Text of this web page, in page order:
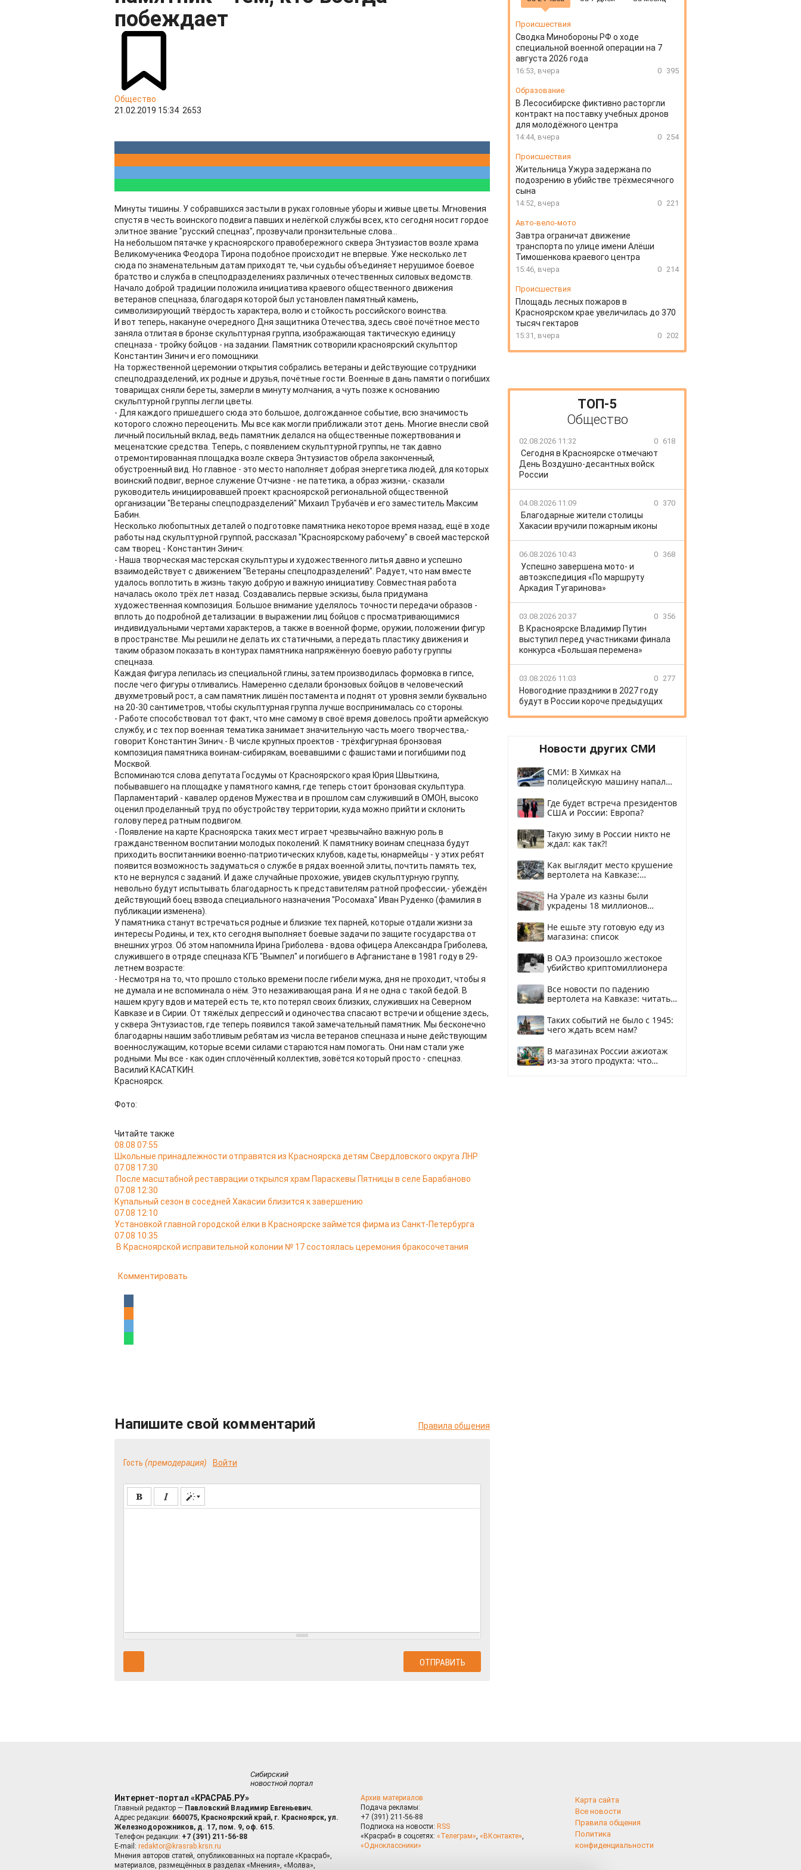
побеждает
Общество
21.02.2019 15:34 2653
Минуты тишины. У собравшихся застыли в руках головные уборы и живые цветы. Мгновения
спустя в честь воинского подвига павших и нелёгкой службы всех, кто сегодня носит гордое
элитное звание "русский спецназ", прозвучали пронзительные слова...
На небольшом пятачке у красноярского правобережного сквера Энтузиастов возле храма
Великомученика Феодора Тирона подобное происходит не впервые. Уже несколько лет
сюда по знаменательным датам приходят те, чьи судьбы объединяет нерушимое боевое
братство и служба в спецподразделениях различных отечественных силовых ведомств.
Начало доброй традиции положила инициатива краевого общественного движения
ветеранов спецназа, благодаря которой был установлен памятный камень,
символизирующий твёрдость характера, волю и стойкость российского воинства.
И вот теперь, накануне очередного Дня защитника Отечества, здесь своё почётное место
заняла отлитая в бронзе скульптурная группа, изображающая тактическую единицу
спецназа - тройку бойцов - на задании. Памятник сотворили красноярский скульптор
Константин Зинич и его помощники.
На торжественной церемонии открытия собрались ветераны и действующие сотрудники
спецподразделений, их родные и друзья, почётные гости. Военные в дань памяти о погибших
товарищах сняли береты, замерли в минуту молчания, а чуть позже к основанию
скульптурной группы легли цветы.
- Для каждого пришедшего сюда это большое, долгожданное событие, всю значимость
которого сложно переоценить. Мы все как могли приближали этот день. Многие внесли свой
личный посильный вклад, ведь памятник делался на общественные пожертвования и
меценатские средства. Теперь, с появлением скульптурной группы, не так давно
отремонтированная площадка возле сквера Энтузиастов обрела законченный,
обустроенный вид. Но главное - это место наполняет добрая энергетика людей, для которых
воинский подвиг, верное служение Отчизне - не патетика, а образ жизни,- сказали
руководитель инициировавшей проект красноярской региональной общественной
организации "Ветераны спецподразделений" Михаил Трубачёв и его заместитель Максим
Бабин.
Несколько любопытных деталей о подготовке памятника некоторое время назад, ещё в ходе
работы над скульптурной группой, рассказал "Красноярскому рабочему" в своей мастерской
сам творец - Константин Зинич:
- Наша творческая мастерская скульптуры и художественного литья давно и успешно
взаимодействует с движением "Ветераны спецподразделений". Радует, что нам вместе
удалось воплотить в жизнь такую добрую и важную инициативу. Совместная работа
началась около трёх лет назад. Создавались первые эскизы, была придумана
художественная композиция. Большое внимание уделялось точности передачи образов -
вплоть до подробной детализации: в выражении лиц бойцов с просматривающимися
индивидуальными чертами характеров, а также в военной форме, оружии, положении фигур
в пространстве. Мы решили не делать их статичными, а передать пластику движения и
таким образом показать в контурах памятника напряжённую боевую работу группы
спецназа.
Каждая фигура лепилась из специальной глины, затем производилась формовка в гипсе,
после чего фигуры отливались. Намеренно сделали бронзовых бойцов в человеческий
двухметровый рост, а сам памятник лишён постамента и поднят от уровня земли буквально
на 20-30 сантиметров, чтобы скульптурная группа лучше воспринималась со стороны.
- Работе способствовал тот факт, что мне самому в своё время довелось пройти армейскую
службу, и с тех пор военная тематика занимает значительную часть моего творчества,-
говорит Константин Зинич.- В числе крупных проектов - трёхфигурная бронзовая
композиция памятника воинам-сибирякам, воевавшими с фашистами и погибшими под
Москвой.
Вспоминаются слова депутата Госдумы от Красноярского края Юрия Швыткина,
побывавшего на площадке у памятного камня, где теперь стоит бронзовая скульптура.
Парламентарий - кавалер орденов Мужества и в прошлом сам служивший в ОМОН, высоко
оценил проделанный труд по обустройству территории, куда можно прийти и склонить
голову перед ратным подвигом.
- Появление на карте Красноярска таких мест играет чрезвычайно важную роль в
гражданственном воспитании молодых поколений. К памятнику воинам спецназа будут
приходить воспитанники военно-патриотических клубов, кадеты, юнармейцы - у этих ребят
появится возможность задуматься о службе в рядах военной элиты, почтить память тех,
кто не вернулся с заданий. И даже случайные прохожие, увидев скульптурную группу,
невольно будут испытывать благодарность к представителям ратной профессии,- убеждён
действующий боец взвода специального назначения "Росомаха" Иван Руденко (фамилия в
публикации изменена).
У памятника станут встречаться родные и близкие тех парней, которые отдали жизни за
интересы Родины, и тех, кто сегодня выполняет боевые задачи по защите государства от
внешних угроз. Об этом напомнила Ирина Гриболева - вдова офицера Александра Гриболева,
служившего в отряде спецназа КГБ "Вымпел" и погибшего в Афганистане в 1981 году в 29-
летнем возрасте:
- Несмотря на то, что прошло столько времени после гибели мужа, дня не проходит, чтобы я
не думала и не вспоминала о нём. Это незаживающая рана. И я не одна с такой бедой. В
нашем кругу вдов и матерей есть те, кто потерял своих близких, служивших на Северном
Кавказе и в Сирии. От тяжёлых депрессий и одиночества спасают встречи и общение здесь,
у сквера Энтузиастов, где теперь появился такой замечательный памятник. Мы бесконечно
благодарны нашим заботливым ребятам из числа ветеранов спецназа и ныне действующим
военнослужащим, которые всеми силами стараются нам помогать. Они нам стали уже
родными. Мы все - как один сплочённый коллектив, зовётся который просто - спецназ.
Василий КАСАТКИН.
Красноярск.
Фото:
Читайте также
08.08 07:55
Школьные принадлежности отправятся из Красноярска детям Свердловского округа ЛНР
07.08 17:30
После масштабной реставрации открылся храм Параскевы Пятницы в селе Барабаново
07.08 12:30
Купальный сезон в соседней Хакасии близится к завершению
07.08 12:10
Установкой главной городской ёлки в Красноярске займётся фирма из Санкт-Петербурга
07.08 10:35
В Красноярской исправительной колонии № 17 состоялась церемония бракосочетания
Комментировать
Напишите свой комментарий Правила общения
Гость (премодерация) Войти
Происшествия
Сводка Минобороны РФ о ходе
специальной военной операции на 7
августа 2026 года
16:53, вчера 0 395
Образование
В Лесосибирске фиктивно расторгли
контракт на поставку учебных дронов
для молодёжного центра
14:44, вчера 0 254
Происшествия
Жительница Ужура задержана по
подозрению в убийстве трёхмесячного
сына
14:52, вчера 0 221
Авто-вело-мото
Завтра ограничат движение
транспорта по улице имени Алёши
Тимошенкова краевого центра
15:46, вчера 0 214
Происшествия
Площадь лесных пожаров в
Красноярском крае увеличилась до 370
тысяч гектаров
15:31, вчера 0 202
ТОП-5
Общество
02.08.2026 11:32 0 618
Сегодня в Красноярске отмечают
День Воздушно-десантных войск
России
04.08.2026 11:09 0 370
Благодарные жители столицы
Хакасии вручили пожарным иконы
06.08.2026 10:43 0 368
Успешно завершена мото- и
автоэкспедиция «По маршруту
Аркадия Тугаринова»
03.08.2026 20:37 0 356
В Красноярске Владимир Путин
выступил перед участниками финала
конкурса «Большая перемена»
03.08.2026 11:03 0 277
Новогодние праздники в 2027 году
будут в России короче предыдущих
Новости других СМИ
СМИ: В Химках на
полицейскую машину напали
Где будет встреча президентов
США и России: Европа?
Такую зиму в России никто не
ждал: как так?!
Как выглядит место крушение
вертолета на Кавказе:
На Урале из казны были
украдены 18 миллионов
Не ешьте эту готовую еду из
магазина: список
В ОАЭ произошло жестокое
убийство криптомиллионера
Все новости по падению
вертолета на Кавказе: читать
Таких событий не было с 1945:
чего ждать всем нам?
В магазинах России ажиотаж
из-за этого продукта: что
Сибирский
новостной портал
Интернет-портал «КРАСРАБ.РУ»
Главный редактор — Павловский Владимир Евгеньевич.
Адрес редакции: 660075, Красноярский край, г. Красноярск, ул.
Железнодорожников, д. 17, пом. 9, оф. 615.
Телефон редакции: +7 (391) 211-56-88
E-mail: redaktor@krasrab.krsn.ru
Мнения авторов статей, опубликованных на портале «Красраб»,
материалов, размещённых в разделах «Мнения», «Молва»,
Архив материалов
Подача рекламы:
+7 (391) 211-56-88
Подписка на новости: RSS
«Красраб» в соцсетях: «Телеграм», «ВКонтакте»,
«Одноклассники»
Карта сайта
Все новости
Правила общения
Политика
конфиденциальности